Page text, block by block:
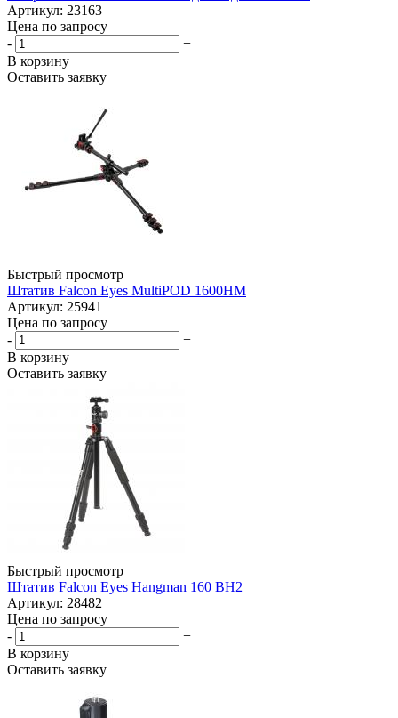
Артикул: 23163
Цена по запросу
-
+
В корзину
Оставить заявку
Быстрый просмотр
Штатив Falcon Eyes MultiPOD 1600HM
Артикул: 25941
Цена по запросу
-
+
В корзину
Оставить заявку
Быстрый просмотр
Штатив Falcon Eyes Hangman 160 BH2
Артикул: 28482
Цена по запросу
-
+
В корзину
Оставить заявку